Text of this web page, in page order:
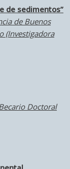
de sedimentos”
de Buenos
(Investigadora
Doctoral